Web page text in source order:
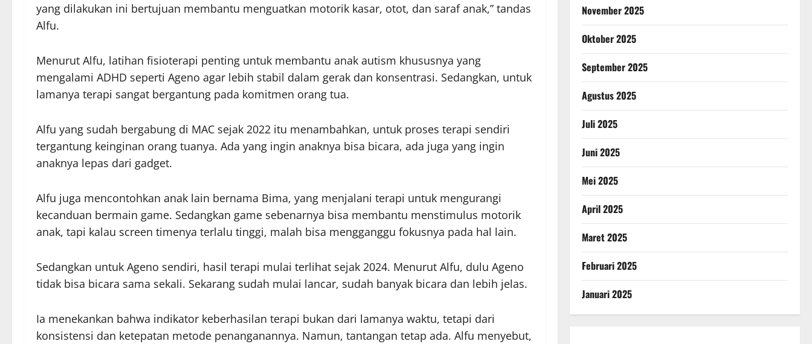
yang dilakukan ini bertujuan membantu menguatkan motorik kasar, otot, dan saraf anak,” tandas
Alfu.
Menurut Alfu, latihan fisioterapi penting untuk membantu anak autism khususnya yang
mengalami ADHD seperti Ageno agar lebih stabil dalam gerak dan konsentrasi. Sedangkan, untuk
lamanya terapi sangat bergantung pada komitmen orang tua.
Alfu yang sudah bergabung di MAC sejak 2022 itu menambahkan, untuk proses terapi sendiri
tergantung keinginan orang tuanya. Ada yang ingin anaknya bisa bicara, ada juga yang ingin
anaknya lepas dari gadget.
Alfu juga mencontohkan anak lain bernama Bima, yang menjalani terapi untuk mengurangi
kecanduan bermain game. Sedangkan game sebenarnya bisa membantu menstimulus motorik
anak, tapi kalau screen timenya terlalu tinggi, malah bisa mengganggu fokusnya pada hal lain.
Sedangkan untuk Ageno sendiri, hasil terapi mulai terlihat sejak 2024. Menurut Alfu, dulu Ageno
tidak bisa bicara sama sekali. Sekarang sudah mulai lancar, sudah banyak bicara dan lebih jelas.
Ia menekankan bahwa indikator keberhasilan terapi bukan dari lamanya waktu, tetapi dari
konsistensi dan ketepatan metode penanganannya. Namun, tantangan tetap ada. Alfu menyebut,
November 2025
Oktober 2025
September 2025
Agustus 2025
Juli 2025
Juni 2025
Mei 2025
April 2025
Maret 2025
Februari 2025
Januari 2025